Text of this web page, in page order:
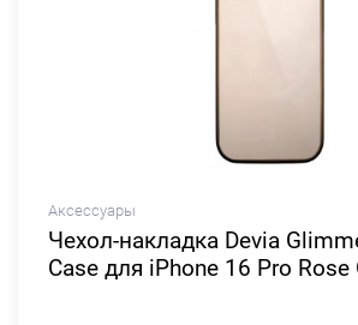
Аксессуары
Чехол-накладка Devia
Case для iPhone 16 Pro Rose